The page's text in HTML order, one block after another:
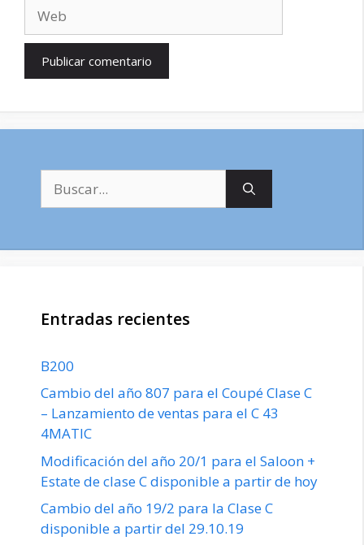
Entradas recientes
B200
Cambio del año 807 para el Coupé Clase C
– Lanzamiento de ventas para el C 43
4MATIC
Modificación del año 20/1 para el Saloon +
Estate de clase C disponible a partir de hoy
Cambio del año 19/2 para la Clase C
disponible a partir del 29.10.19